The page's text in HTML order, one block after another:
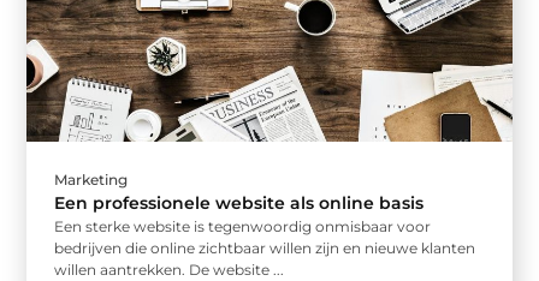
Marketing
Een professionele website als online basis
Een sterke website is tegenwoordig onmisbaar voor
bedrijven die online zichtbaar willen zijn en nieuwe klanten
willen aantrekken. De website ...